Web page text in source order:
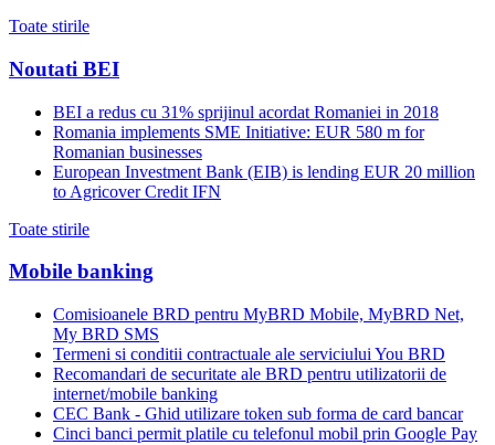
Toate stirile
Noutati BEI
BEI a redus cu 31% sprijinul acordat Romaniei in 2018
Romania implements SME Initiative: EUR 580 m for
Romanian businesses
European Investment Bank (EIB) is lending EUR 20 million
to Agricover Credit IFN
Toate stirile
Mobile banking
Comisioanele BRD pentru MyBRD Mobile, MyBRD Net,
My BRD SMS
Termeni si conditii contractuale ale serviciului You BRD
Recomandari de securitate ale BRD pentru utilizatorii de
internet/mobile banking
CEC Bank - Ghid utilizare token sub forma de card bancar
Cinci banci permit platile cu telefonul mobil prin Google Pay